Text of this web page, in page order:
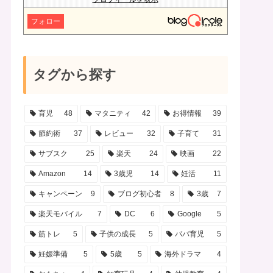
フォロー
タグから探す
育児 48 マタニティ 42 お得情報 39
節約術 37 レビュー 32 子育て 31
サブスク 25 楽天 24 映画 22
Amazon 14 3歳児 14 妊活 11
キャンペーン 9 ブログ初心者 8 3歳 7
楽天モバイル 7 DC 6 Google 5
筋トレ 5 子供の成長 5 パパ育児 5
妊娠準備 5 5歳 5 海外ドラマ 4